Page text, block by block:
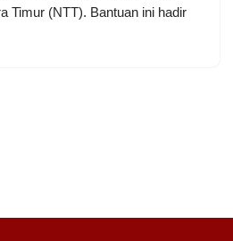
Timur (NTT). Bantuan ini hadir